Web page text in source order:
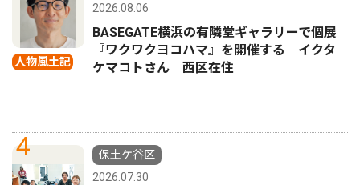
人物風土記
2026.08.06
BASEGATE横浜の有隣堂ギャラリーで個展
『ワクワクヨコハマ』を開催する イクタ
ケマコトさん 西区在住
4
保土ケ谷区
2026.07.30